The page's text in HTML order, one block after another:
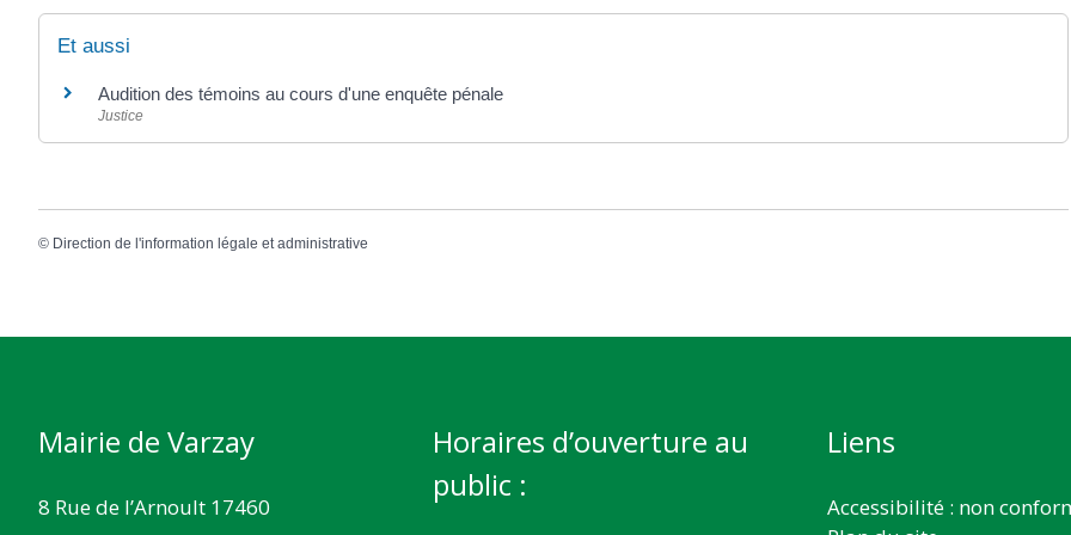
Et aussi
Audition des témoins au cours d'une enquête pénale
Justice
© Direction de l'information légale et administrative
Mairie de Varzay
8 Rue de l’Arnoult 17460
Horaires d’ouverture au
public :
Liens
Accessibilité : non